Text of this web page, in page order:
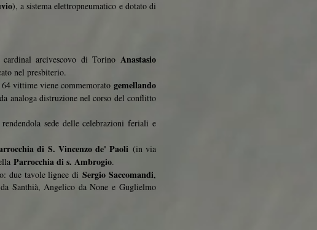
), a sistema elettropneumatico e dotato di
cardinal arcivescovo di TorinoAnastasio
nel presbiterio.
64 vittime viene commemoratogemellando
analoga distruzione nel corso del conflitto
sede delle celebrazioni feriali e
di S. Vincenzo de' Paoli (in via
Parrocchia di s. Ambrogio.
due tavole lignee diSergio Saccomandi,
Santhià, Angelico da None e Guglielmo